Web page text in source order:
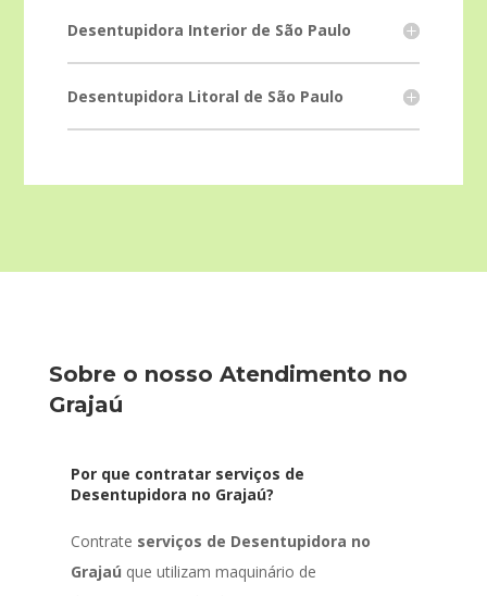
Desentupidora Interior de São Paulo
Desentupidora Litoral de São Paulo
Sobre o nosso Atendimento no
Grajaú
Por que contratar serviços de
Desentupidora no Grajaú?
Contrate serviços de Desentupidora no
Grajaú que utilizam maquinário de